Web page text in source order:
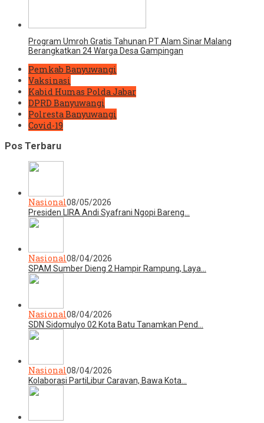
Program Umroh Gratis Tahunan PT Alam Sinar Malang
Berangkatkan 24 Warga Desa Gampingan
Pemkab Banyuwangi
Vaksinasi
Kabid Humas Polda Jabar
DPRD Banyuwangi
Polresta Banyuwangi
Covid-19
Pos Terbaru
Nasional08/05/2026
Presiden LIRA Andi Syafrani Ngopi Bareng…
Nasional08/04/2026
SPAM Sumber Dieng 2 Hampir Rampung, Laya…
Nasional08/04/2026
SDN Sidomulyo 02 Kota Batu Tanamkan Pend…
Nasional08/04/2026
Kolaborasi PartiLibur Caravan, Bawa Kota…